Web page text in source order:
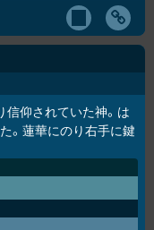
信仰されていた神。は
。蓮華にのり右手に鍵